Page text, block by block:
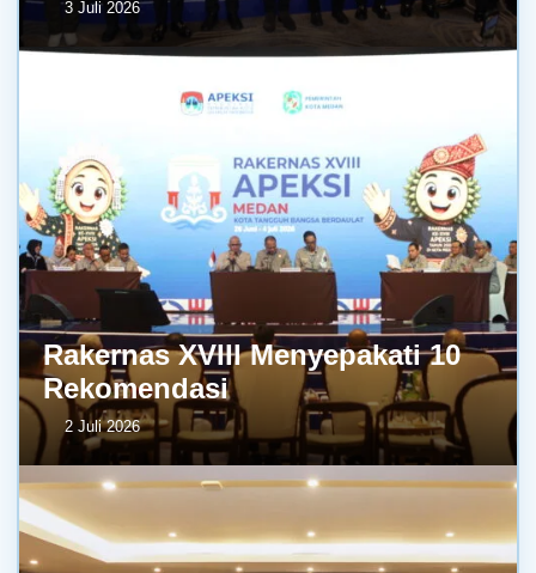
3 Juli 2026
Rakernas XVIII Menyepakati 10
Rekomendasi
2 Juli 2026